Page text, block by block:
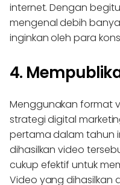
internet. Dengan
mengenal debih
inginkan oleh para
4.
Menggunakan format
strategi digital
pertama dalam tahun
dihasilkan video
cukup efektif untuk
Video yang dihasilkan